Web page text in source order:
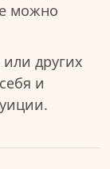
можно
других
и